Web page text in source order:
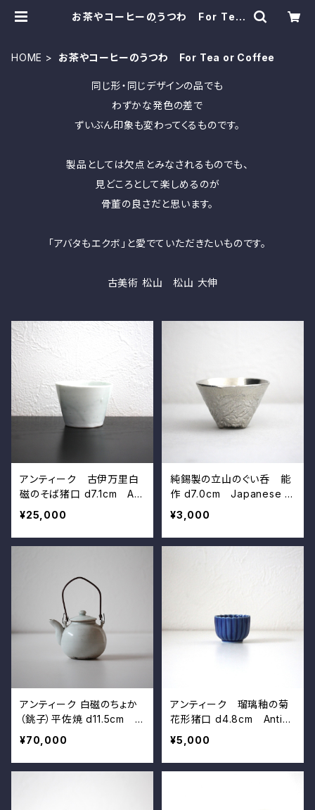
お茶やコーヒーのうつわ For Tea
HOME お茶やコーヒーのうつわ For Tea or Coffee
同じ形・同じデザインの品でも
わずかな発色の差で
ずいぶん印象も変わってくるものです。
製品としては欠点とみなされるものでも、
見どころとして楽しめるのが
骨董の良さだと思います。
「アバタもエクボ」と愛でていただきたいものです。
古美術 松山 松山 大伸
アンティーク 古伊万里白
磁のそば猪口 d7.1cm Ant
ique Japanese Imari Wh
ite Porcelain Cup
¥25,000
純錫製の立山のぐい呑 能
作 d7.0cm Japanese P
ure Tin Mt.Tateyama Sh
aped Cup, by Nosaku
¥3,000
アンティーク 白磁のちょか
（銚子）平佐焼 d11.5cm A
ntique Japanese White
Porcelain Pot, Hirasa W
are
¥70,000
アンティーク 瑠璃釉の菊
花形猪口 d4.8cm Antiq
ue Japanese Dark Blue
Glazed Chrysanthemum
Shaped Cup
¥5,000